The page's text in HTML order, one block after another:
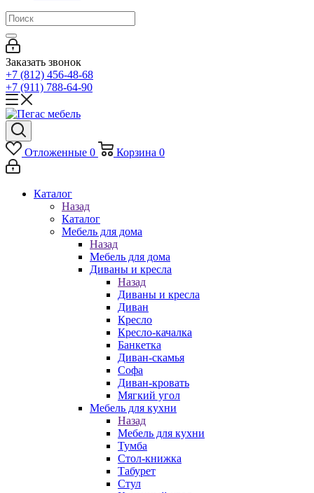
Заказать звонок
+7 (812) 456-48-68
+7 (911) 788-64-90
Отложенные 0 Корзина 0
Каталог
Назад
Каталог
Мебель для дома
Назад
Мебель для дома
Диваны и кресла
Назад
Диваны и кресла
Диван
Кресло
Кресло-качалка
Банкетка
Диван-скамья
Софа
Диван-кровать
Мягкий угол
Мебель для кухни
Назад
Мебель для кухни
Тумба
Стол-книжка
Табурет
Стул